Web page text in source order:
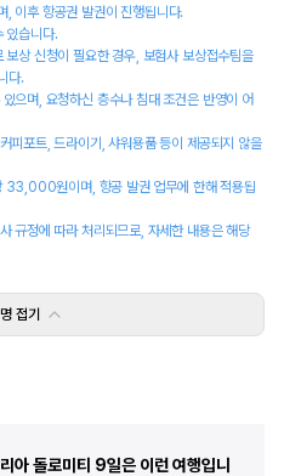
, 이후 항공권 발권이 진행됩니다.
있습니다.
상 신청이 필요한 경우, 보험사 보상접수팀을
다.
으며, 요청하신 층수나 침대 조건은 반영이 어
피포트, 드라이기, 샤워용품 등이 제공되지 않을
33,000원이며, 항공 발권 업무에 한해 적용됩
규정에 따라 처리되므로, 자세한 내용은 해당
접기
아 돌로미티 9일은 이런 여행입니